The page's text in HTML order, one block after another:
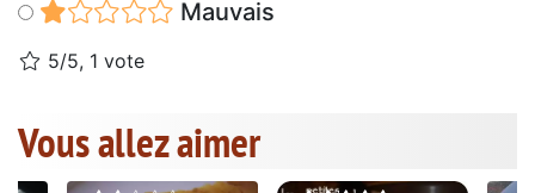
Mauvais
5/5, 1 vote
Vous allez aimer